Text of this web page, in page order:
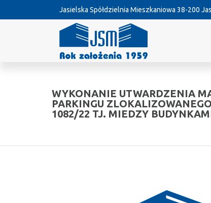
Jasielska Spółdzielnia Mieszkaniowa 38-200
WYKONANIE UTWARDZENIA
PARKINGU
1082/22 TJ. MIEDZY